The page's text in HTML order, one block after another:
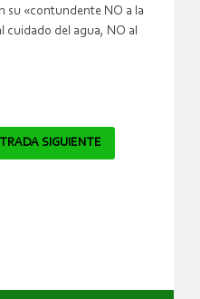
su «contundente NO a la
cuidado del agua, NO al
SIGUIENTE